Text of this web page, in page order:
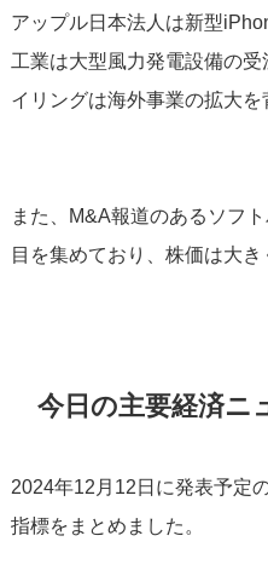
アップル日本法人は新型
工業は大型風力発電設備の
イリングは海外事業の拡大を
また、M&A報道のあるソフ
目を集めており、株価は大き
今日の主要経済ニ
2024年12月12日に発表予定
指標をまとめました。